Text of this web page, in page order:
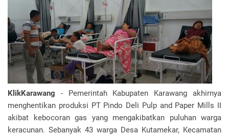
KlikKarawang - Pemerintah Kabupaten Karawang akhirnya
menghentikan produksi PT Pindo Deli Pulp and Paper Mills II
akibat kebocoran gas yang mengakibatkan puluhan warga
keracunan. Sebanyak 43 warga Desa Kutamekar, Kecamatan